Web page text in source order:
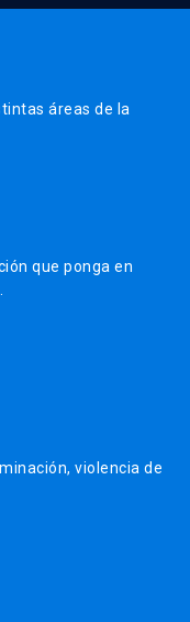
áreas de la
que ponga en
violencia de